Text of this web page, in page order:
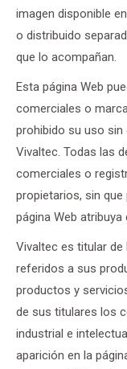
imagen disponible
o distribuido
que lo acompañan.
Esta página Web
comerciales o
prohibido su uso
Vivaltec. Todas las
comerciales o
propietarios, sin
página Web
Vivaltec es titular
referidos a sus
productos y
de sus titulares los
industrial e
aparición en la